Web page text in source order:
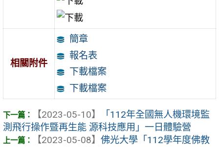
相關附件
簡章
報名表
下載檔案
下載檔案
【2023-05-10】
「112年全國無人機環境監
測飛行操作暨再生能 源科技應用」一日體驗營
【2023-05-08】 佛光大學「112學年度佛教